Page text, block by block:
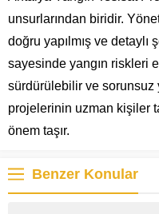
unsurlarından biridir.
doğru yapılmış ve detaylı
sayesinde yangın riskleri
sürdürülebilir ve sorunsuz
projelerinin uzman kişiler
önem taşır.
Benzer Konular